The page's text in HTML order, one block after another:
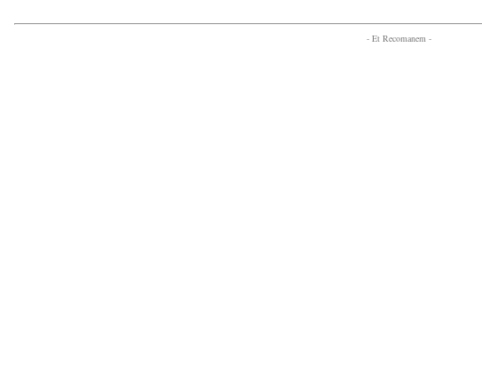
- Et Recomanem -